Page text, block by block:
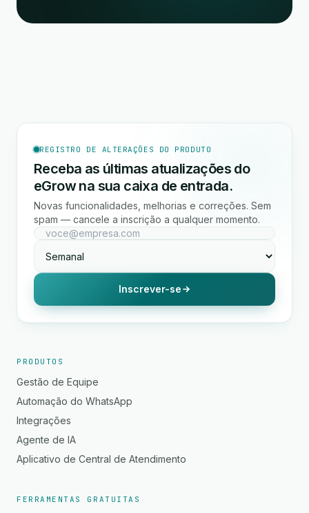
REGISTRO DE ALTERAÇÕES DO PRODUTO
Receba as últimas atualizações do
eGrow na sua caixa de entrada.
Novas funcionalidades, melhorias e correções. Sem
spam — cancele a inscrição a qualquer momento.
Inscrever-se
PRODUTOS
Gestão de Equipe
Automação do WhatsApp
Integrações
Agente de IA
Aplicativo de Central de Atendimento
FERRAMENTAS GRATUITAS